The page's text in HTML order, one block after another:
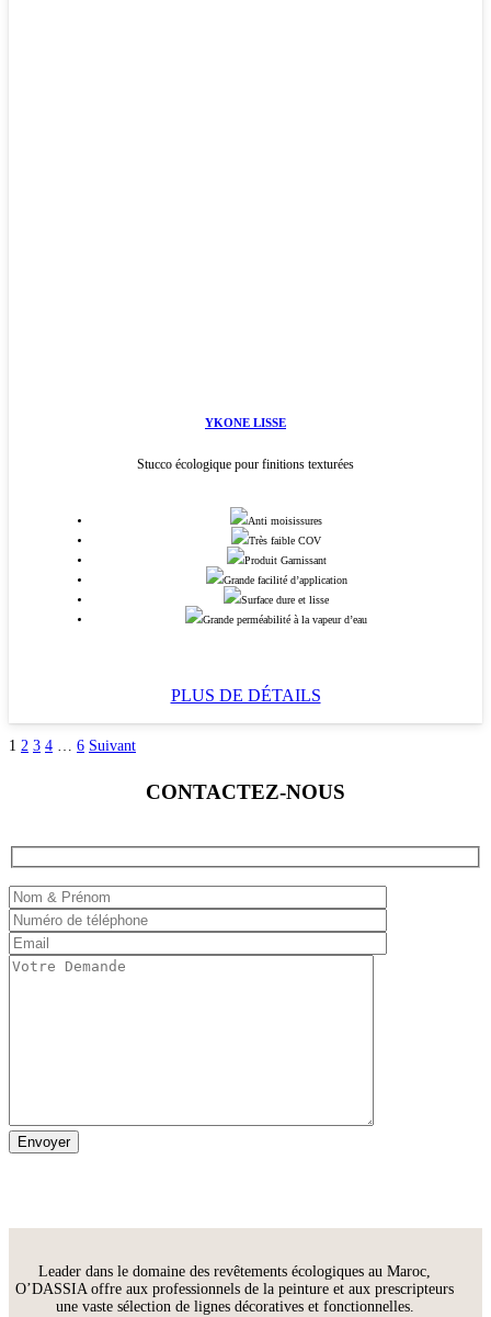
YKONE LISSE
Stucco écologique pour finitions texturées
Anti moisissures
Très faible COV
Produit Garnissant
Grande facilité d’application
Surface dure et lisse
Grande perméabilité à la vapeur d’eau
PLUS DE DÉTAILS
1 2 3 4 … 6 Suivant
CONTACTEZ-NOUS
Leader dans le domaine des revêtements écologiques au Maroc,
O’DASSIA offre aux professionnels de la peinture et aux prescripteurs
une vaste sélection de lignes décoratives et fonctionnelles.